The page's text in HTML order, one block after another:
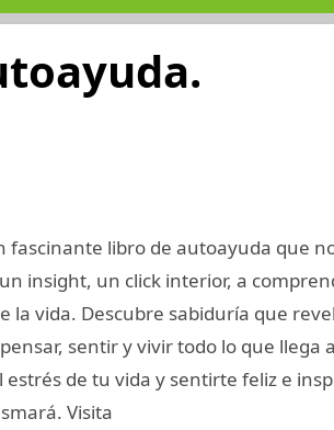
fascinante libro de autoayuda que
insight, un click interior, a
la vida. Descubre sabiduría que
sentir y vivir todo lo que llega
estrés de tu vida y sentirte feliz e
Visita